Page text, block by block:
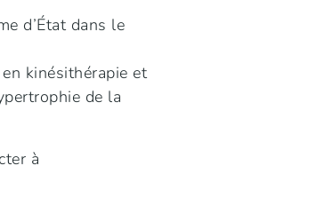
d’État dans le
kinésithérapie et
de la
à